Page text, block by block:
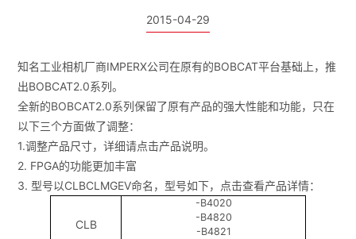
2015-04-29
知名工业相机厂商IMPERX公司在原有的BOBCAT平台基础上，推
出BOBCAT2.0系列。
全新的BOBCAT2.0系列保留了原有产品的强大性能和功能，只在
以下三个方面做了调整：
1.调整产品尺寸，详细请点击产品说明。
2. FPGA的功能更加丰富
3. 型号以CLBCLMGEV命名，型号如下，点击查看产品详情：
CLB
-B4020
-B4820
-B4821